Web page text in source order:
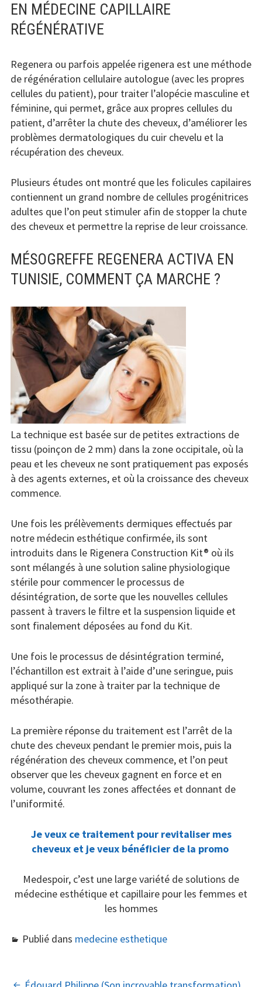
EN MÉDECINE CAPILLAIRE
RÉGÉNÉRATIVE
Regenera ou parfois appelée rigenera est une méthode
de régénération cellulaire autologue (avec les propres
cellules du patient), pour traiter l’alopécie masculine et
féminine, qui permet, grâce aux propres cellules du
patient, d’arrêter la chute des cheveux, d’améliorer les
problèmes dermatologiques du cuir chevelu et la
récupération des cheveux.
Plusieurs études ont montré que les folicules capilaires
contiennent un grand nombre de cellules progénitrices
adultes que l’on peut stimuler afin de stopper la chute
des cheveux et permettre la reprise de leur croissance.
MÉSOGREFFE REGENERA ACTIVA EN
TUNISIE, COMMENT ÇA MARCHE ?
La technique est basée sur de petites extractions de
tissu (poinçon de 2 mm) dans la zone occipitale, où la
peau et les cheveux ne sont pratiquement pas exposés
à des agents externes, et où la croissance des cheveux
commence.
Une fois les prélèvements dermiques effectués par
notre médecin esthétique confirmée, ils sont
introduits dans le Rigenera Construction Kit® où ils
sont mélangés à une solution saline physiologique
stérile pour commencer le processus de
désintégration, de sorte que les nouvelles cellules
passent à travers le filtre et la suspension liquide et
sont finalement déposées au fond du Kit.
Une fois le processus de désintégration terminé,
l’échantillon est extrait à l’aide d’une seringue, puis
appliqué sur la zone à traiter par la technique de
mésothérapie.
La première réponse du traitement est l’arrêt de la
chute des cheveux pendant le premier mois, puis la
régénération des cheveux commence, et l’on peut
observer que les cheveux gagnent en force et en
volume, couvrant les zones affectées et donnant de
l’uniformité.
Je veux ce traitement pour revitaliser mes
cheveux et je veux bénéficier de la promo
Medespoir, c’est une large variété de solutions de
médecine esthétique et capillaire pour les femmes et
les hommes
Publié dans medecine esthetique